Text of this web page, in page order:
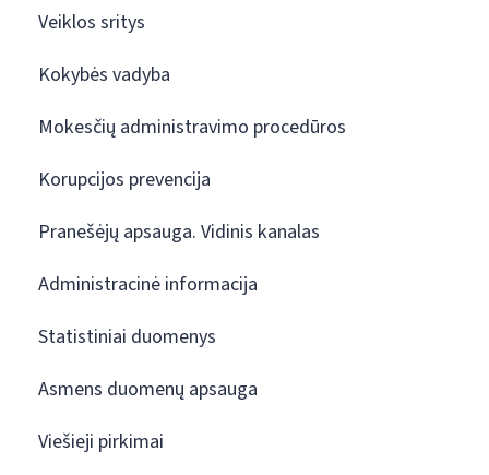
Veiklos sritys
Kokybės vadyba
Mokesčių administravimo procedūros
Korupcijos prevencija
Pranešėjų apsauga. Vidinis kanalas
Administracinė informacija
Statistiniai duomenys
Asmens duomenų apsauga
Viešieji pirkimai